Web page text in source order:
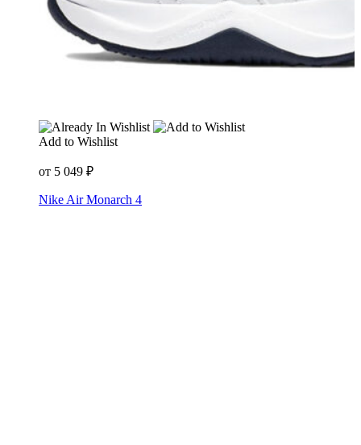
Add to Wishlist
от 5 049 ₽
Nike Air Monarch 4